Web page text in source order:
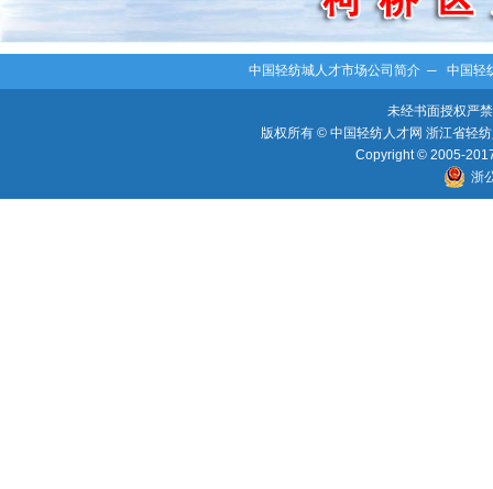
中国轻纺城人才市场公司简介─ 中国轻
未经书面授权严
版权所有 © 中国轻纺人才网 浙江省
Copyright © 2005-
浙